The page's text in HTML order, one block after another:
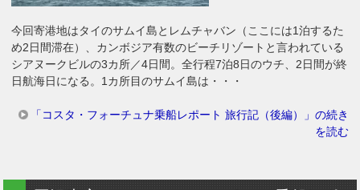
今回寄港地はタイのサムイ島とレムチャバン（ここには1泊するた
め2日間滞在）、カンボジア有数のビーチリゾートと言われている
シアヌークビルの3カ所／4日間。全行程7泊8日のウチ、2日間が終
日航海日になる。1カ所目のサムイ島は・・・
「コスタ・フォーチュナ乗船レポート 旅行記（後編）」の続き
を読む